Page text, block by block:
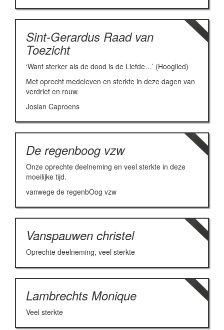
Sint-Gerardus Raad van
Toezicht
‘Want sterker als de dood is de Liefde…’ (Hooglied)
Met oprecht medeleven en sterkte in deze dagen van
verdriet en rouw.
Josian Caproens
De regenboog vzw
Onze oprechte deelneming en veel sterkte in deze
moeilijke tijd.
vanwege de regenbOog vzw
Vanspauwen christel
Oprechte deelneming, veel sterkte
Lambrechts Monique
Veel sterkte